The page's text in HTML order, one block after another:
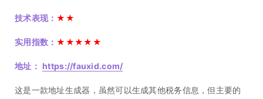
技术表现： ★★
实用指数： ★★★★★
地址： https://fauxid.com/
这是一款地址生成器，虽然可以生成其他税务信息，但主要的